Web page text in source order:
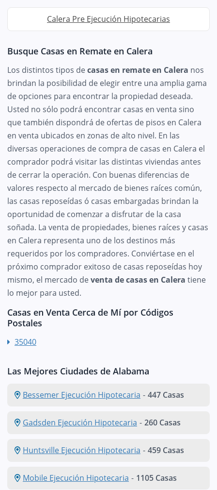
Calera Pre Ejecución Hipotecarias
Busque Casas en Remate en Calera
Los distintos tipos decasas en remate en Calera nos
brindan la posibilidad de elegir entre una amplia gama
de opciones para encontrar la propiedad deseada.
Usted no sólo podrá encontrar casas en venta sino
que también dispondrá de ofertas de pisos en Calera
en venta ubicados en zonas de alto nivel. En las
diversas operaciones de compra de casas en Calera el
comprador podrá visitar las distintas viviendas antes
de cerrar la operación. Con buenas diferencias de
valores respecto al mercado de bienes raíces común,
las casas reposeídas ó casas embargadas brindan la
oportunidad de comenzar a disfrutar de la casa
soñada. La venta de propiedades, bienes raíces y casas
en Calera representa uno de los destinos más
requeridos por los compradores. Conviértase en el
próximo comprador exitoso de casas reposeídas hoy
mismo, el mercado deventa de casas en Calera tiene
lo mejor para usted.
Casas en Venta Cerca de Mí por Códigos
Postales
35040
Las Mejores Ciudades de Alabama
Bessemer Ejecución Hipotecaria - 447 Casas
Gadsden Ejecución Hipotecaria - 260 Casas
Huntsville Ejecución Hipotecaria - 459 Casas
Mobile Ejecución Hipotecaria - 1105 Casas